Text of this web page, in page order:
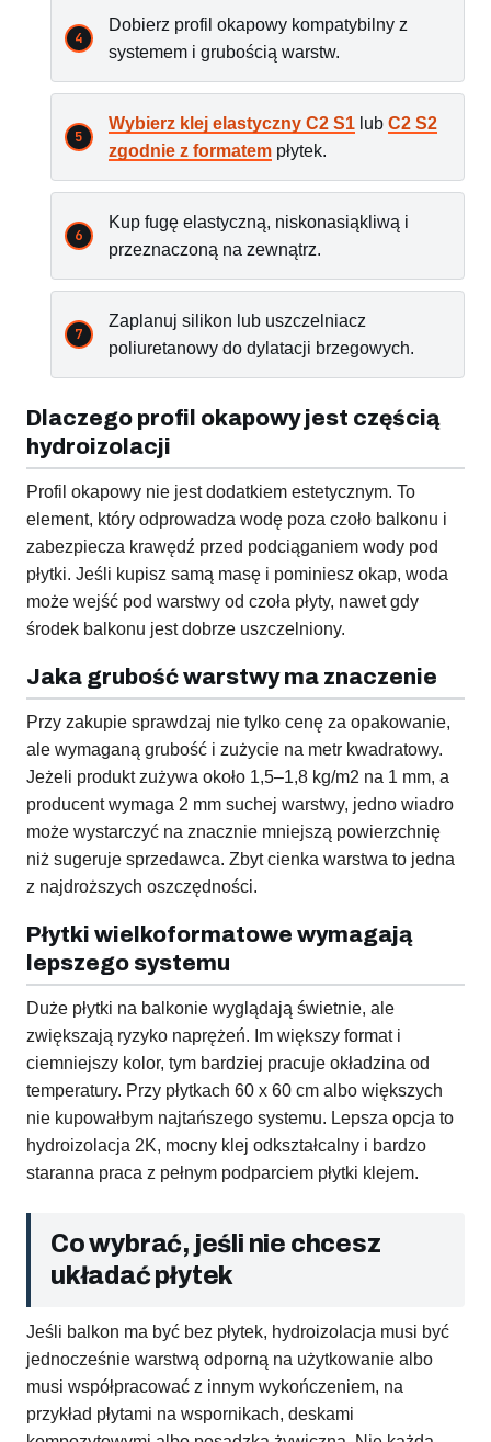
Dobierz profil okapowy kompatybilny z
systemem i grubością warstw.
Wybierz klej elastyczny C2 S1 lub C2 S2
zgodnie z formatem płytek.
Kup fugę elastyczną, niskonasiąkliwą i
przeznaczoną na zewnątrz.
Zaplanuj silikon lub uszczelniacz
poliuretanowy do dylatacji brzegowych.
Dlaczego profil okapowy jest częścią
hydroizolacji
Profil okapowy nie jest dodatkiem estetycznym. To
element, który odprowadza wodę poza czoło balkonu i
zabezpiecza krawędź przed podciąganiem wody pod
płytki. Jeśli kupisz samą masę i pominiesz okap, woda
może wejść pod warstwy od czoła płyty, nawet gdy
środek balkonu jest dobrze uszczelniony.
Jaka grubość warstwy ma znaczenie
Przy zakupie sprawdzaj nie tylko cenę za opakowanie,
ale wymaganą grubość i zużycie na metr kwadratowy.
Jeżeli produkt zużywa około 1,5–1,8 kg/m2 na 1 mm, a
producent wymaga 2 mm suchej warstwy, jedno wiadro
może wystarczyć na znacznie mniejszą powierzchnię
niż sugeruje sprzedawca. Zbyt cienka warstwa to jedna
z najdroższych oszczędności.
Płytki wielkoformatowe wymagają
lepszego systemu
Duże płytki na balkonie wyglądają świetnie, ale
zwiększają ryzyko naprężeń. Im większy format i
ciemniejszy kolor, tym bardziej pracuje okładzina od
temperatury. Przy płytkach 60 x 60 cm albo większych
nie kupowałbym najtańszego systemu. Lepsza opcja to
hydroizolacja 2K, mocny klej odkształcalny i bardzo
staranna praca z pełnym podparciem płytki klejem.
Co wybrać, jeśli nie chcesz
układać płytek
Jeśli balkon ma być bez płytek, hydroizolacja musi być
jednocześnie warstwą odporną na użytkowanie albo
musi współpracować z innym wykończeniem, na
przykład płytami na wspornikach, deskami